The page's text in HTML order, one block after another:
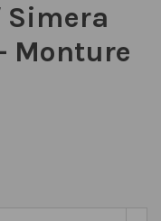
Simera
Monture